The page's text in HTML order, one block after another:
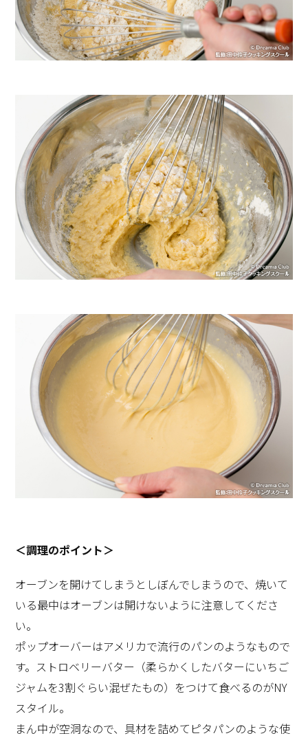
＜調理のポイント＞
オーブンを開けてしまうとしぼんでしまうので、焼いて
いる最中はオーブンは開けないように注意してくださ
い。
ポップオーバーはアメリカで流行のパンのようなもので
す。ストロベリーバター（柔らかくしたバターにいちご
ジャムを3割ぐらい混ぜたもの）をつけて食べるのがNY
スタイル。
まん中が空洞なので、具材を詰めてピタパンのような使